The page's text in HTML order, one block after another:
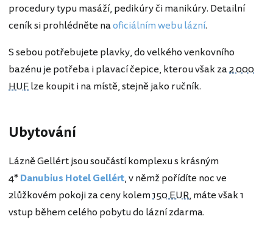
procedury typu masáží, pedikúry či manikúry. Detailní
ceník si prohlédněte naoficiálním webu lázní.
S sebou potřebujete plavky, do velkého venkovního
bazénu je potřeba i plavací čepice, kterou však za2 000
HUFlze koupit i na místě, stejně jako ručník.
Ubytování
Lázně Gellért jsou součástí komplexu s krásným
4*Danubius Hotel Gellért, v němž pořídíte noc ve
2lůžkovém pokoji za ceny kolem150 EUR, máte však 1
vstup během celého pobytu do lázní zdarma.